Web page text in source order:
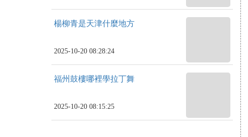
楊柳青是天津什麼地方
2025-10-20 08:28:24
福州鼓樓哪裡學拉丁舞
2025-10-20 08:15:25